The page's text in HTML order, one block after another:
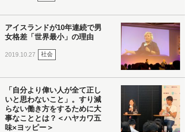
アイスランドが10年連続で男
女格差「世界最小」の理由
2019.10.27 社会
「自分より偉い人が全て正し
いと思わないこと」。すり減
らない働き方をするために大
事なこととは？＜ハヤカワ五
味×ヨッピー＞